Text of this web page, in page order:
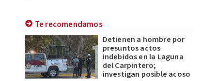
Te recomendamos
Detienen a hombre por
presuntos actos
indebidos en la Laguna
del Carpintero;
investigan posible acoso